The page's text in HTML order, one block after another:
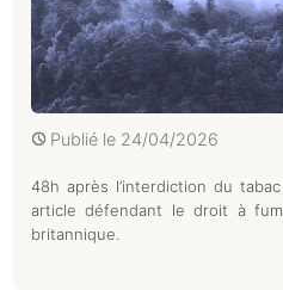
Publié le 24/04/2026
48h après l’interdiction du
article défendant le droit à
britannique.